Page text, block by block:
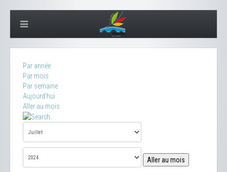
Par année
Par mois
Par semaine
Aujourd'hui
Aller au mois
Aller au mois